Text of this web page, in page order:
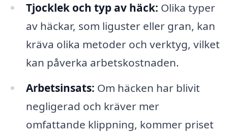
Tjocklek och typ av häck: Olika typer
av häckar, som liguster eller gran, kan
kräva olika metoder och verktyg, vilket
kan påverka arbetskostnaden.
Arbetsinsats: Om häcken har blivit
negligerad och kräver mer
omfattande klippning, kommer priset